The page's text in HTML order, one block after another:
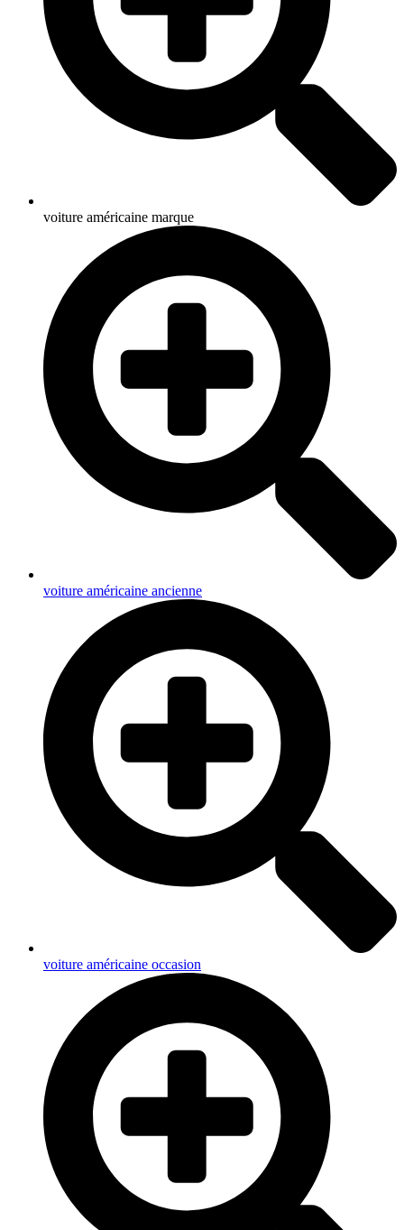
voiture américaine marque
voiture américaine ancienne
voiture américaine occasion